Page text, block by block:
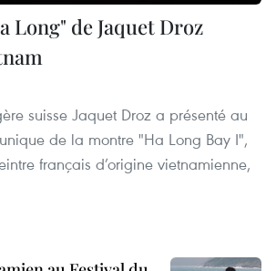
Long" de Jaquet Droz
suisse Jaquet Droz a présenté au
de la montre "Ha Long Bay I",
français d’origine vietnamienne,